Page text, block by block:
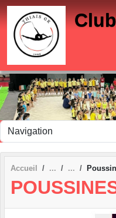
Accueil
Panneau de gestion des